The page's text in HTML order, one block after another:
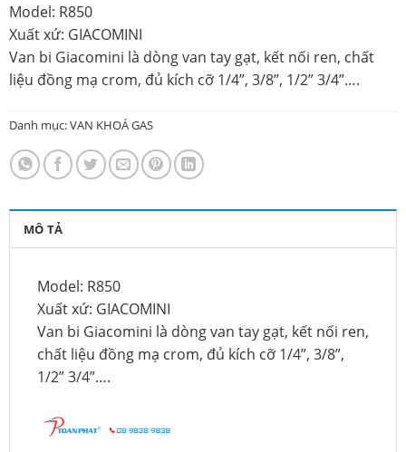
Model: R850
Xuất xứ: GIACOMINI
Van bi Giacomini là dòng van tay gạt, kết nối ren, chất
liệu đồng mạ crom, đủ kích cỡ 1/4”, 3/8”, 1/2” 3/4”….
Danh mục:VAN KHOÁ GAS
MÔ TẢ
Model: R850
Xuất xứ: GIACOMINI
Van bi Giacomini là dòng van tay gạt, kết nối ren,
chất liệu đồng mạ crom, đủ kích cỡ 1/4”, 3/8”,
1/2” 3/4”….